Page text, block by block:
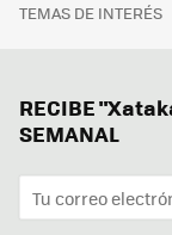
TEMAS DE INTERÉS
RECIBE
SEMANAL